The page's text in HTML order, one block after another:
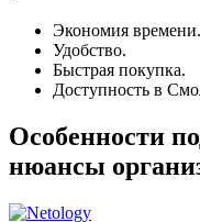
Экономия времени.
Удобство.
Быстрая покупка.
Доступность в
Особенности
нюансы